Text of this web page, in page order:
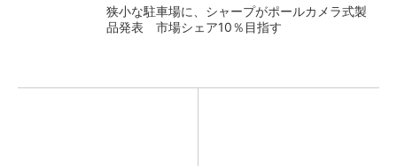
狭小な駐車場に、シャープがポールカメラ式製
品発表 市場シェア10％目指す